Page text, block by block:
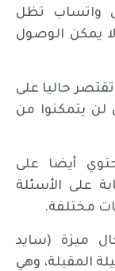
واتساب تظل
يمكن الوصول
حاليا على
يتمكنوا من
أيضا على
على الأسئلة
مختلفة.
ميزة (سايد
المقبلة، وهي